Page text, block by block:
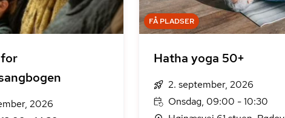
2026
FÅ PLADSER
Hatha yoga 50+
2. september, 2026
Onsdag, 09:00 - 10:30